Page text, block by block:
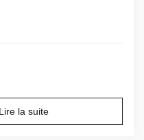
Lire la suite